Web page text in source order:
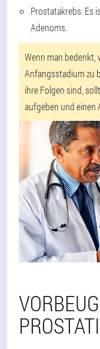
Prostatakrebs. Es
Adenoms.
Wenn man bedenkt,
Anfangsstadium zu
ihre Folgen sind,
aufgeben und einen